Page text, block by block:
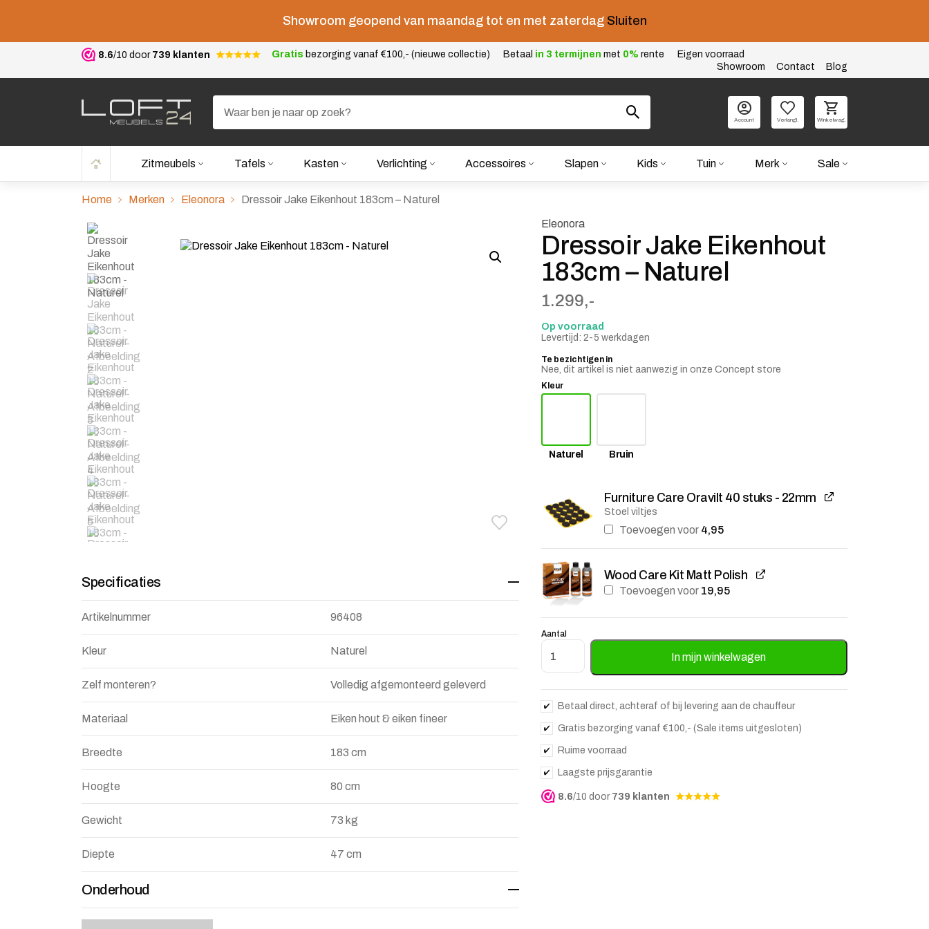
Showroom geopend van maandag tot en met zaterdag Sluiten
8.6/10 door 739 klanten Gratis bezorging vanaf €100,- (nieuwe collectie) Betaal in 3 termijnen met 0% rente
Eigen voorraad
Showroom
Contact Blog
Account Verlangl. Winkelwag.
Zitmeubels Tafels Kasten Verlichting Accessoires Slapen Kids Tuin Merk Sale
Home Merken Eleonora Dressoir Jake Eikenhout 183cm – Naturel
Toevoegen aan verlanglijstje
Verwijderen van verlanglijst
Specificaties
Artikelnummer 96408
Kleur Naturel
Zelf monteren? Volledig afgemonteerd geleverd
Materiaal Eiken hout & eiken fineer
Breedte 183 cm
Hoogte 80 cm
Gewicht 73 kg
Diepte 47 cm
Onderhoud
Eleonora
Dressoir Jake Eikenhout
183cm – Naturel
1.299,-
Op voorraad
Levertijd: 2-5 werkdagen
Te bezichtigen in
Nee, dit artikel is niet aanwezig in onze Concept store
Kleur
Naturel Bruin
Furniture Care Oravilt 40 stuks - 22mm
Stoel viltjes
Toevoegen voor 4,95
Wood Care Kit Matt Polish
Toevoegen voor 19,95
Aantal
Dressoir Jake Eikenhout 183cm - Naturel aantal
In mijn winkelwagen
Betaal direct, achteraf of bij levering aan de chauffeur
Gratis bezorging vanaf €100,- (Sale items uitgesloten)
Ruime voorraad
Laagste prijsgarantie
8.6/10 door 739 klanten